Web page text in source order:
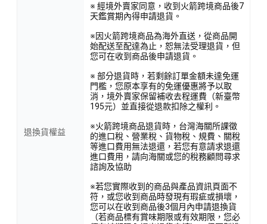
退換貨權益
※ 經境外賣家同意，收到火箭跨境商品後7
天鑑賞期內得申請退貨。
※因火箭跨境商品為海外直送，從商品開
始配送至配達為止，恕無法受理退貨，但
您可在收到商品後申請退貨。
※ 部分退貨時，若剩餘訂單金額未達免運
門檻，您原本享有的免運優惠將予以取
消，境外賣家保留補收去程運費（新臺幣
195元）並直接從退款扣除之權利。
※火箭跨境商品退貨時，台灣海關所課徵
的進口稅、營業稅、貨物稅、規費、關稅
等進口費用無法退還，若您有意請求退還
進口費用，請向海關或您的稅務顧問尋求
諮詢及協助
※若您實際收到的商品與產品資訊頁面不
符，或您收到商品時發現有瑕疵或損壞，
您可以在收到商品後3個月內申請退換貨
（若商品標有賞味期限或有效期限，您必